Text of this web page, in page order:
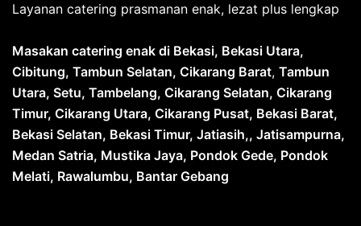
Layanan catering prasmanan enak, lezat plus lengkap
Masakan catering enak di Bekasi, Bekasi Utara,
Cibitung, Tambun Selatan, Cikarang Barat, Tambun
Utara, Setu, Tambelang, Cikarang Selatan, Cikarang
Timur, Cikarang Utara, Cikarang Pusat, Bekasi Barat,
Bekasi Selatan, Bekasi Timur, Jatiasih,, Jatisampurna,
Medan Satria, Mustika Jaya, Pondok Gede, Pondok
Melati, Rawalumbu, Bantar Gebang